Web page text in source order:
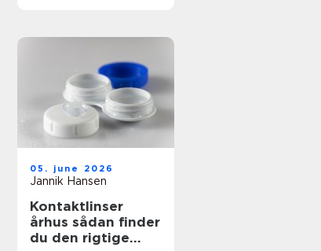
05. june 2026
Jannik Hansen
Kontaktlinser
århus sådan finder
du den rigtige